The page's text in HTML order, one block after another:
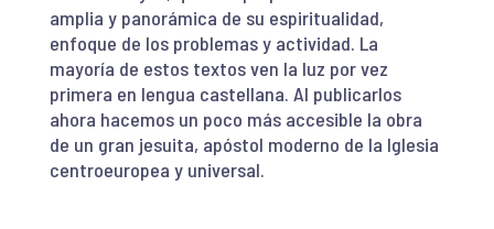
amplia y panorámica de su espiritualidad,
enfoque de los problemas y actividad. La
mayoría de estos textos ven la luz por vez
primera en lengua castellana. Al publicarlos
ahora hacemos un poco más accesible la obra
de un gran jesuita, apóstol moderno de la Iglesia
centroeuropea y universal.